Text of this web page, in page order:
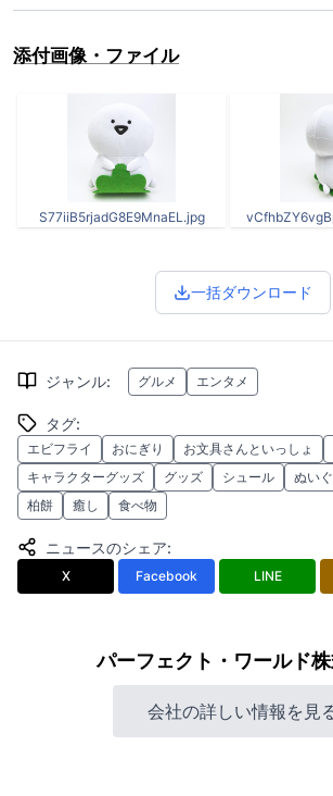
添付画像・ファイル
S77iiB5rjadG8E9MnaEL.jpg
一括ダウンロード
ジャンル: グルメ エンタメ
タグ:
エビフライ おにぎり お文具さんといっしょ
キャラクターグッズ
グッズ シュール ぬい
柏餅
癒し 食べ物
ニュースのシェア:
X Facebook LINE
パーフェクト・ワールド
会社の詳しい情報を見